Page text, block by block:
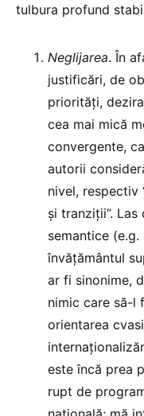
tulbura profund
Neglijarea. În
justificări, de
priorități,
cea mai mică
convergente,
autorii
nivel, respectiv
și tranziții”.
semantice
învățământul
ar fi sinonime,
nimic care să-l
orientarea
este încă prea
rupt de